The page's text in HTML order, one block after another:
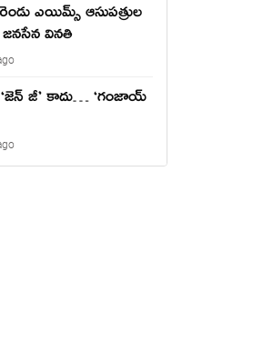
ఎయిమ్స్ ఆసుపత్రుల
వినతి
జీ’ కాదు… ‘గంజాయ్